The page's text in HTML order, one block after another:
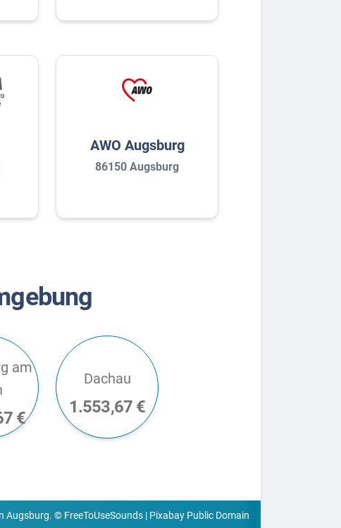
AWO Augsburg
86150 Augsburg
am
€
Dachau
1.553,67 €
Augsburg. © FreeToUseSounds | Pixabay Public Domain